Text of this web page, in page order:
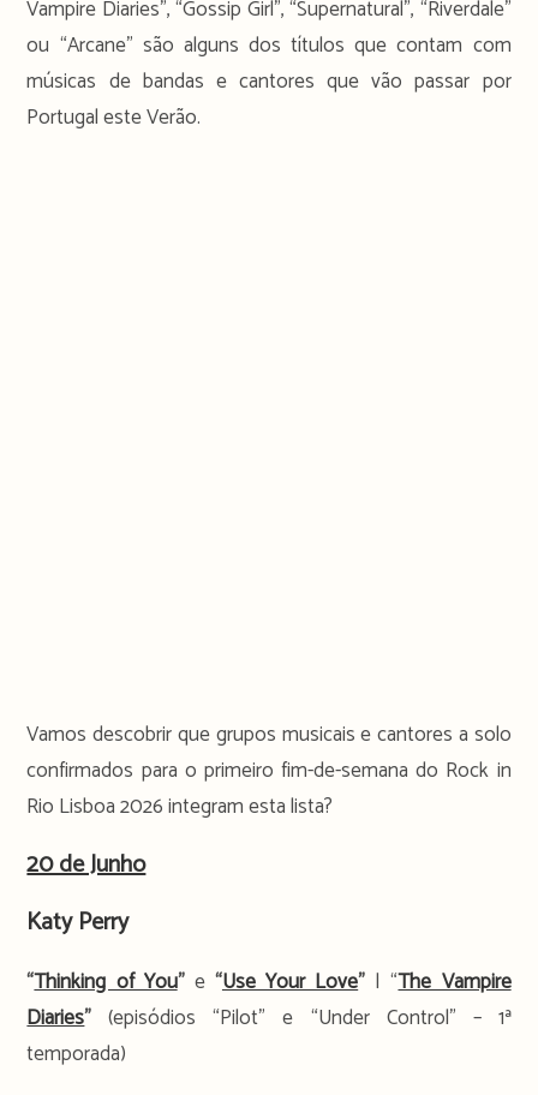
Vampire Diaries”, “Gossip Girl”, “Supernatural”, “Riverdale”
ou “Arcane” são alguns dos títulos que contam com
músicas de bandas e cantores que vão passar por
Portugal este Verão.
Vamos descobrir que grupos musicais e cantores a solo
confirmados para o primeiro fim-de-semana do Rock in
Rio Lisboa 2026 integram esta lista?
20 de Junho
Katy Perry
“Thinking of You”e “Use Your Love” | “The Vampire
Diaries”(episódios “Pilot” e “Under Control” – 1ª
temporada)